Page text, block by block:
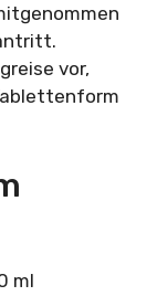
vor,
ml